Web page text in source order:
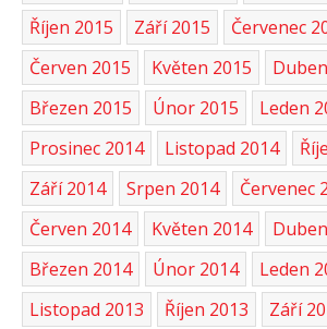
Říjen 2015
Září 2015
Červenec
Červen 2015
Květen 2015
Březen 2015
Únor 2015
Leden
Prosinec 2014
Listopad 2014
Září 2014
Srpen 2014
Červenec
Červen 2014
Květen 2014
Březen 2014
Únor 2014
Leden
Listopad 2013
Říjen 2013 Září